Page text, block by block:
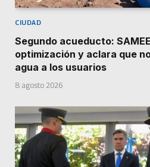
CIUDAD
Segundo acueducto:
optimización y aclara que
agua a los usuarios
8 agosto 2026